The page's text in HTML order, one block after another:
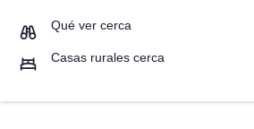
Qué ver cerca
Casas rurales cerca